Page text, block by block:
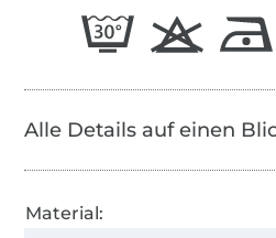
Alle Details auf einen
Material: